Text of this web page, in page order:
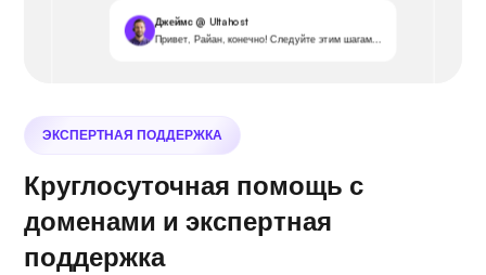
Джеймс @ Ultahost
Привет, Райан, конечно! Следуйте этим шагам...
ЭКСПЕРТНАЯ ПОДДЕРЖКА
Круглосуточная помощь с
доменами и экспертная
поддержка